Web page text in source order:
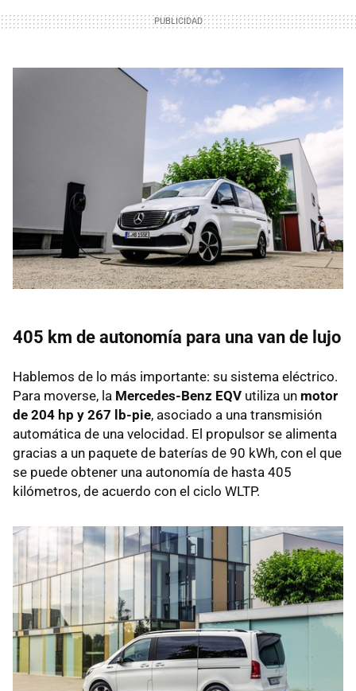
405 km de autonomía para una van de lujo
Hablemos de lo más importante: su sistema eléctrico.
Para moverse, la Mercedes-Benz EQV utiliza un motor
de 204 hp y 267 lb-pie, asociado a una transmisión
automática de una velocidad. El propulsor se alimenta
gracias a un paquete de baterías de 90 kWh, con el que
se puede obtener una autonomía de hasta 405
kilómetros, de acuerdo con el ciclo WLTP.